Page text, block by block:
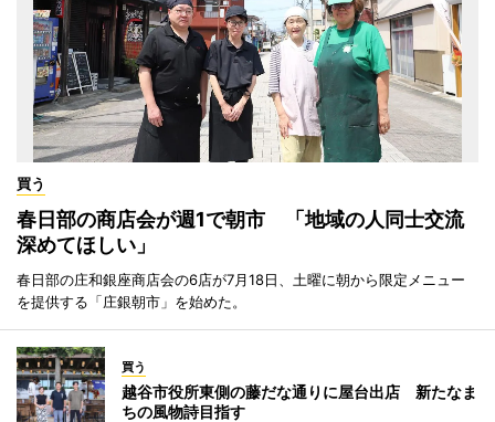
買う
春日部の商店会が週1で朝市 「地域の人同士交流
深めてほしい」
春日部の庄和銀座商店会の6店が7月18日、土曜に朝から限定メニュー
を提供する「庄銀朝市」を始めた。
買う
越谷市役所東側の藤だな通りに屋台出店 新たなま
ちの風物詩目指す